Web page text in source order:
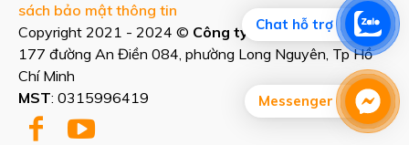
sách bảo mật thông tin
Copyright 2021 - 2024 © Công ty cổ phần Furaka: Số
177 đường An Điền 084, phường Long Nguyên, Tp Hồ
Chí Minh
MST: 0315996419
Chat hỗ trợ
Messenger